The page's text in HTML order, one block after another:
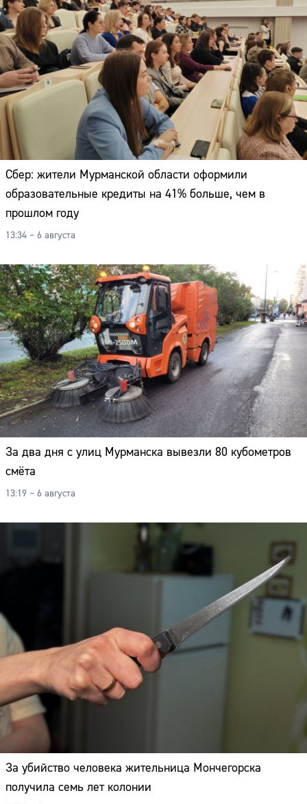
Сбер: жители Мурманской области оформили
образовательные кредиты на 41% больше, чем в
прошлом году
13:34 – 6 августа
За два дня с улиц Мурманска вывезли 80 кубометров
смёта
13:19 – 6 августа
За убийство человека жительница Мончегорска
получила семь лет колонии